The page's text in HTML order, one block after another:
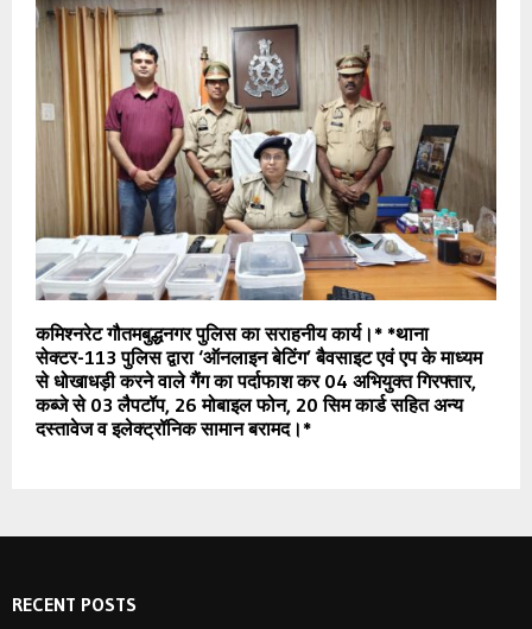
कमिश्नरेट गौतमबुद्धनगर पुलिस का सराहनीय कार्य।* *थाना
सेक्टर-113 पुलिस द्वारा ‘ऑनलाइन बेटिंग’ बैवसाइट एवं एप के माध्यम
से धोखाधड़ी करने वाले गैंग का पर्दाफाश कर 04 अभियुक्त गिरफ्तार,
कब्जे से 03 लैपटॉप, 26 मोबाइल फोन, 20 सिम कार्ड सहित अन्य
दस्तावेज व इलेक्ट्रॉनिक सामान बरामद।*
RECENT POSTS